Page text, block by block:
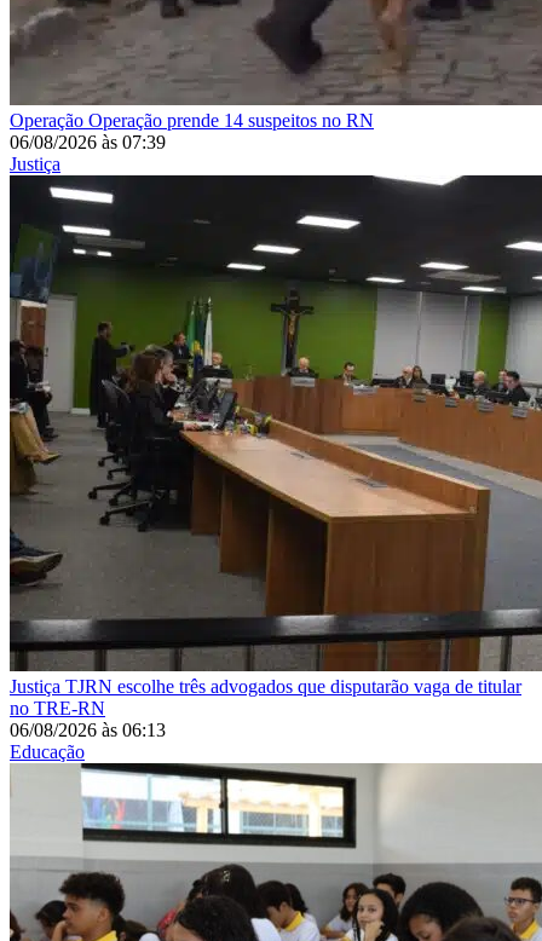
Operação Operação prende 14 suspeitos no RN
06/08/2026 às 07:39
Justiça
Justiça TJRN escolhe três advogados que disputarão vaga de titular
no TRE-RN
06/08/2026 às 06:13
Educação